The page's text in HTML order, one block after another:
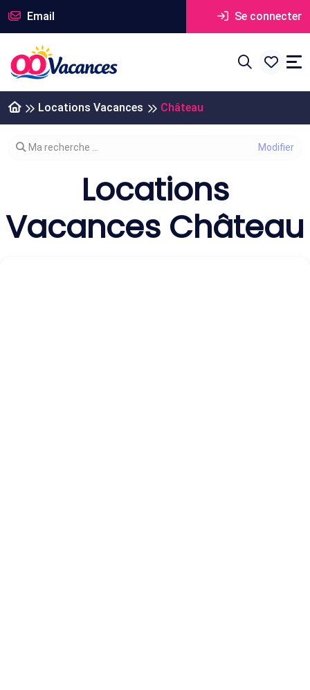
Email Se connecter
Locations Vacances Château
Modifier votre recherche
Ma recherche ...
Locations
Vacances Château